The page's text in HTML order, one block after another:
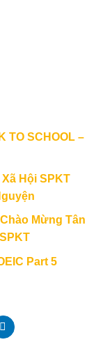
TO SCHOOL –
Hội SPKT
Mừng Tân
Part 5